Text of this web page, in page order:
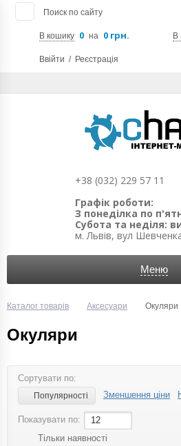
Поиск по сайту
В кошику 0 на 0 грн. В
Ввійти / Реєстрація
+38 (032) 229 57 11
Графік роботи:
З понеділка по
Субота та неділя:
м. Львів, вул
Меню
Каталог товарів Аксесуари Окуляри
Окуляри
Сортувати по:
Популярності Зменшення ціни
Показувати по:
12
Тільки наявності